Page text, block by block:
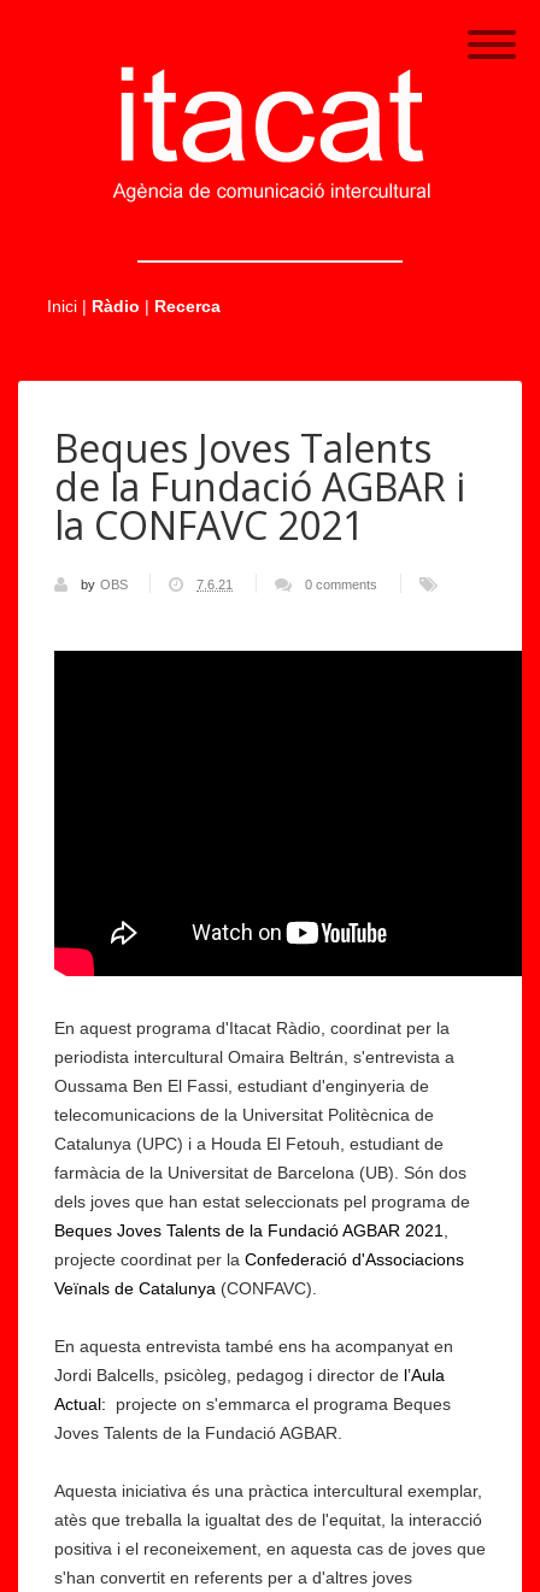
Inici | Ràdio | Recerca
Beques Joves Talents
de la Fundació AGBAR i
la CONFAVC 2021
by OBS 7.6.21 0 comments
En aquest programa d'Itacat Ràdio, coordinat per la
periodista intercultural Omaira Beltrán, s'entrevista a
Oussama Ben El Fassi, estudiant d'enginyeria de
telecomunicacions de la Universitat Politècnica de
Catalunya (UPC) i a Houda El Fetouh, estudiant de
farmàcia de la Universitat de Barcelona (UB). Són dos
dels joves que han estat seleccionats pel programa de
Beques Joves Talents de la Fundació AGBAR 2021
projecte coordinat per la Confederació d'Associacions
Veïnals de Catalunya (CONFAVC).
En aquesta entrevista també ens ha acompanyat en
Jordi Balcells, psicòleg, pedagog i director de l’Aula
Actual: projecte on s'emmarca el programa Beques
Joves Talents de la Fundació AGBAR.
Aquesta iniciativa és una pràctica intercultural exemplar,
atès que treballa la igualtat des de l'equitat, la interacció
positiva i el reconeixement, en aquesta cas de joves que
s'han convertit en referents per a d'altres joves